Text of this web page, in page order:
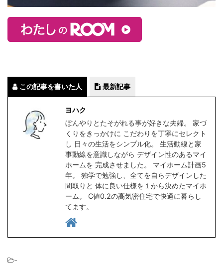
この記事を書いた人 最新記事
ヨハク
ぼんやりとたそがれる事が好きな夫婦。 家づ
くりをきっかけに こだわりを丁寧にセレクト
し 日々の生活をシンプル化。 生活動線と家
事動線を意識しながら デザイン性のあるマイ
ホームを 完成させました。 マイホーム計画5
年。 独学で勉強し、全てを自らデザインした
間取りと 体に良い仕様を１から決めたマイホ
ーム。 C値0.2の高気密住宅で快適に暮らし
てます。
-